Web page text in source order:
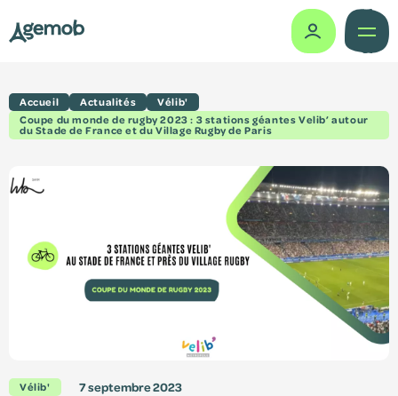
Missions
Actes administratifs
Le vélo partagé
Comité des usagers
Accueil Actualités
Vélib'
Coupe du monde de rugby 2023 : 3 stations géantes Velib’ autour
du Stade de France et du Village Rugby de Paris
Vélib' 7 septembre 2023